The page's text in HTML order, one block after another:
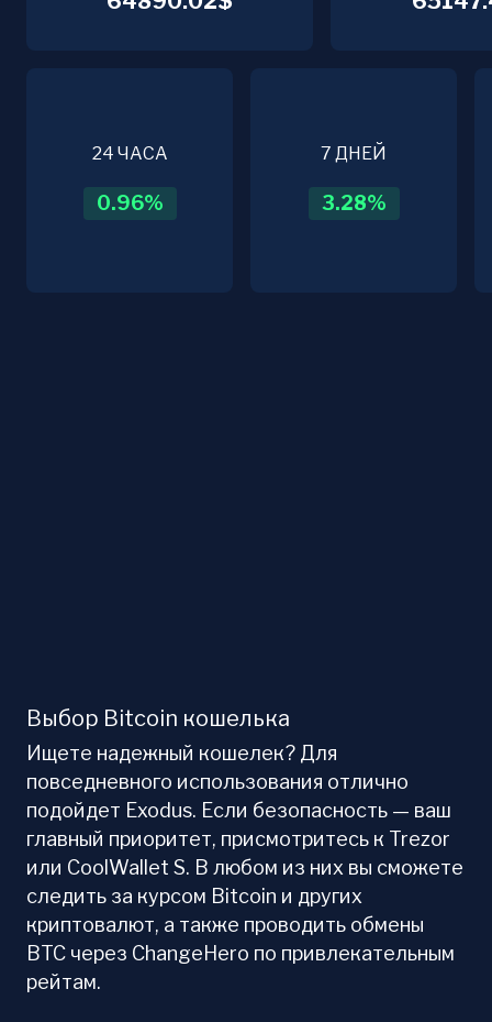
24 ЧАСА
0.96%
7 ДНЕЙ
3.28%
Выбор Bitcoin кошелька
Ищете надежный кошелек? Для
повседневного использования отлично
подойдет Exodus. Если безопасность — ваш
главный приоритет, присмотритесь к Trezor
или CoolWallet S. В любом из них вы сможете
следить за курсом Bitcoin и других
криптовалют, а также проводить обмены
BTC через ChangeHero по привлекательным
рейтам.